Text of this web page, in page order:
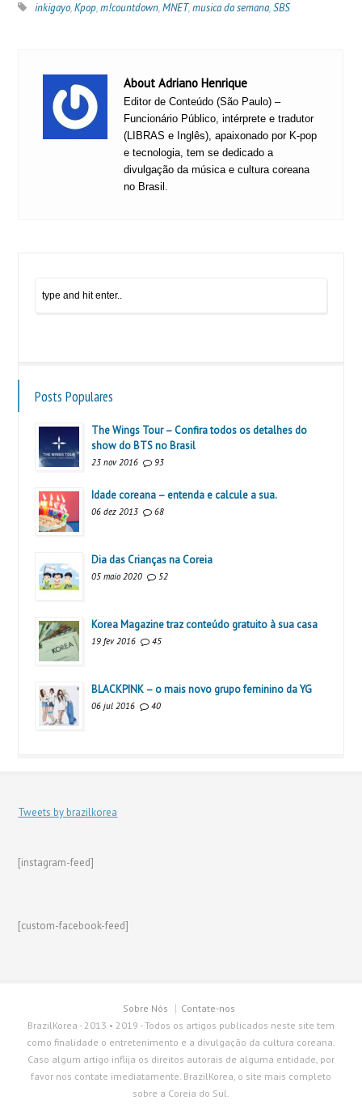
inkigayo,Kpop,m!countdown,MNET,musica da semana,SBS
About Adriano Henrique
Editor de Conteúdo (São Paulo) –
Funcionário Público, intérprete e tradutor
(LIBRAS e Inglês), apaixonado por K-pop
e tecnologia, tem se dedicado a
divulgação da música e cultura coreana
no Brasil.
Posts Populares
The Wings Tour – Confira todos os detalhes do
show do BTS no Brasil
23 nov 2016 93
Idade coreana – entenda e calcule a sua.
06 dez 2013 68
Dia das Crianças na Coreia
05 maio 2020 52
Korea Magazine traz conteúdo gratuito à sua casa
19 fev 2016 45
BLACKPINK – o mais novo grupo feminino da YG
06 jul 2016 40
Tweets by brazilkorea
[instagram-feed]
[custom-facebook-feed]
Sobre Nós
Contate-nos
BrazilKorea - 2013 • 2019 - Todos os artigos publicados neste site tem
como finalidade o entretenimento e a divulgação da cultura coreana.
Caso algum artigo inflija os direitos autorais de alguma entidade, por
favor nos contate imediatamente. BrazilKorea, o site mais completo
sobre a Coreia do Sul.